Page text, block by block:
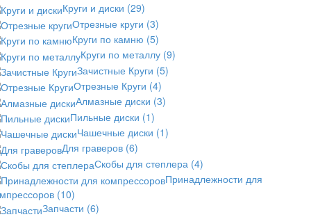
Круги и диски (29)
Отрезные круги (3)
Круги по камню (5)
Круги по металлу (9)
Зачистные Круги (5)
Отрезные Круги (4)
Алмазные диски (3)
Пильные диски (1)
Чашечные диски (1)
Для граверов (6)
Скобы для степлера (4)
Принадлежности для
(10)
Запчасти (6)